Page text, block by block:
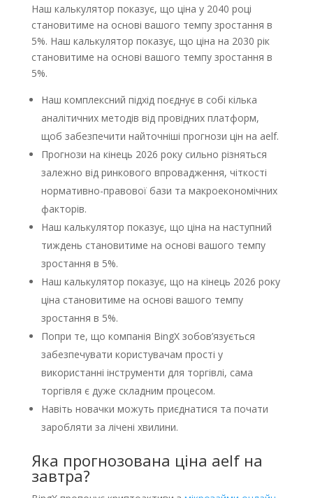
Наш калькулятор показує, що ціна у 2040 році
становитиме на основі вашого темпу зростання в
5%. Наш калькулятор показує, що ціна на 2030 рік
становитиме на основі вашого темпу зростання в
5%.
Наш комплексний підхід поєднує в собі кілька
аналітичних методів від провідних платформ,
щоб забезпечити найточніші прогнози цін на aelf.
Прогнози на кінець 2026 року сильно різняться
залежно від ринкового впровадження, чіткості
нормативно-правової бази та макроекономічних
факторів.
Наш калькулятор показує, що ціна на наступний
тиждень становитиме на основі вашого темпу
зростання в 5%.
Наш калькулятор показує, що на кінець 2026 року
ціна становитиме на основі вашого темпу
зростання в 5%.
Попри те, що компанія BingX зобов’язується
забезпечувати користувачам прості у
використанні інструменти для торгівлі, сама
торгівля є дуже складним процесом.
Навіть новачки можуть приєднатися та почати
заробляти за лічені хвилини.
Яка прогнозована ціна aelf на
завтра?